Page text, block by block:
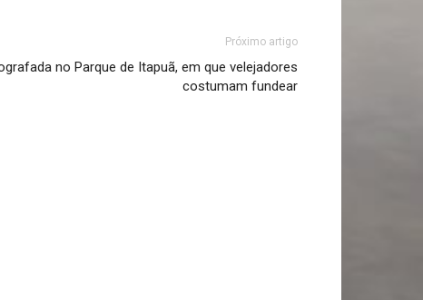
Próximo artigo
no Parque de Itapuã, em que velejadores
costumam fundear